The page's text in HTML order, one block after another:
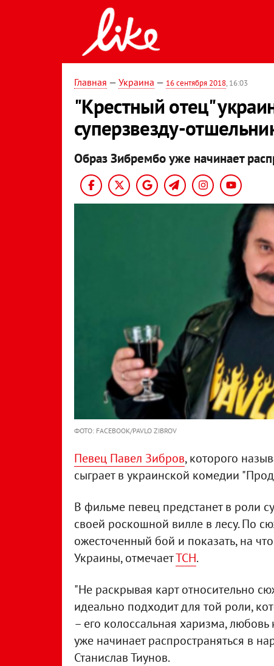
Главная — Украина — 16 сентября 2018, 16:03
"Крестный отец"
суперзвезду-
Образ Зибрембо уже начинает
ФОТО: FACEBOOK/PAVLO ZIBROV
Певец Павел Зибров, которого
сыграет в украинской комедии
В фильме певец предстанет в роли
своей роскошной вилле в лесу. По
ожесточенный бой и показать, на
Украины, отмечаетТСН.
"Не раскрывая карт относительно
идеально подходит для той роли,
– его колоссальная харизма,
уже начинает распространяться в
Станислав Тиунов.